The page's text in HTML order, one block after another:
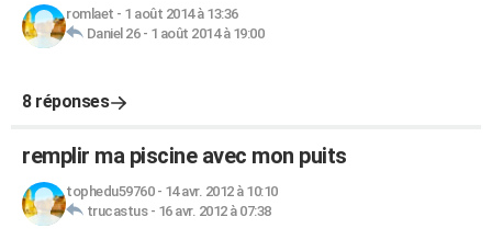
romlaet - 1 août 2014 à 13:36
Daniel 26- 1 août 2014 à 19:00
8 réponses
remplir ma piscine avec mon puits
tophedu59760- 14 avr. 2012 à 10:10
trucastus- 16 avr. 2012 à 07:38